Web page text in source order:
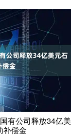
有公司释放34亿美
补偿金